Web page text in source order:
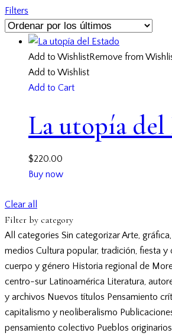
Filters
Add to WishlistRemove from
Add to Wishlist
Add to Cart
La utopía del
$220.00
Buy now
Clear all
Filter by category
All categories Sin categorizarArte,
medios Cultura popular, tradición, fiesta y
cuerpo y género Historia regional de
centro-sur Latinoamérica Literatura,
y archivos Nuevos títulos Pensamiento
capitalismo y neoliberalismo
pensamiento colectivo Pueblos